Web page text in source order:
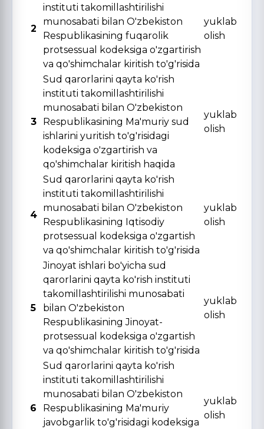
2
instituti takomillashtirilishi
munosabati bilan O'zbekiston
Respublikasining fuqarolik
protsessual kodeksiga o'zgartirish
va qo'shimchalar kiritish to'g'risida
yuklab
olish
3
Sud qarorlarini qayta ko'rish
instituti takomillashtirilishi
munosabati bilan O'zbekiston
Respublikasining Ma'muriy sud
ishlarini yuritish to'g'risidagi
kodeksiga o'zgartirish va
qo'shimchalar kiritish haqida
yuklab
olish
4
Sud qarorlarini qayta ko'rish
instituti takomillashtirilishi
munosabati bilan O'zbekiston
Respublikasining Iqtisodiy
protsessual kodeksiga o'zgartish
va qo'shimchalar kiritish to'g'risida
yuklab
olish
5
Jinoyat ishlari bo'yicha sud
qarorlarini qayta ko'rish instituti
takomillashtirilishi munosabati
bilan O'zbekiston
Respublikasining Jinoyat-
protsessual kodeksiga o'zgartish
va qo'shimchalar kiritish to'g'risida
yuklab
olish
6
Sud qarorlarini qayta ko'rish
instituti takomillashtirilishi
munosabati bilan O'zbekiston
Respublikasining Ma'muriy
javobgarlik to'g'risidagi kodeksiga
yuklab
olish